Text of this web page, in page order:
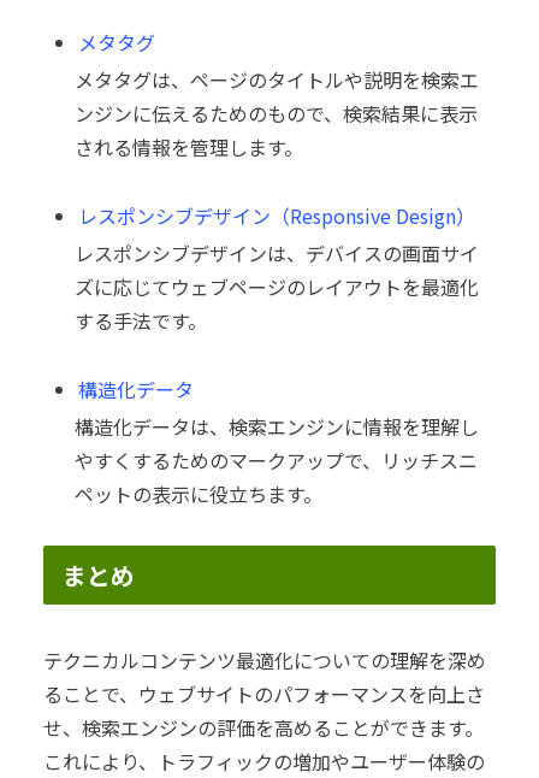
メタタグ
メタタグは、ページのタイトルや説明を検索エ
ンジンに伝えるためのもので、検索結果に表示
される情報を管理します。
レスポンシブデザイン（Responsive Design）
レスポンシブデザインは、デバイスの画面サイ
ズに応じてウェブページのレイアウトを最適化
する手法です。
構造化データ
構造化データは、検索エンジンに情報を理解し
やすくするためのマークアップで、リッチスニ
ペットの表示に役立ちます。
まとめ
テクニカルコンテンツ最適化についての理解を深め
ることで、ウェブサイトのパフォーマンスを向上さ
せ、検索エンジンの評価を高めることができます。
これにより、トラフィックの増加やユーザー体験の